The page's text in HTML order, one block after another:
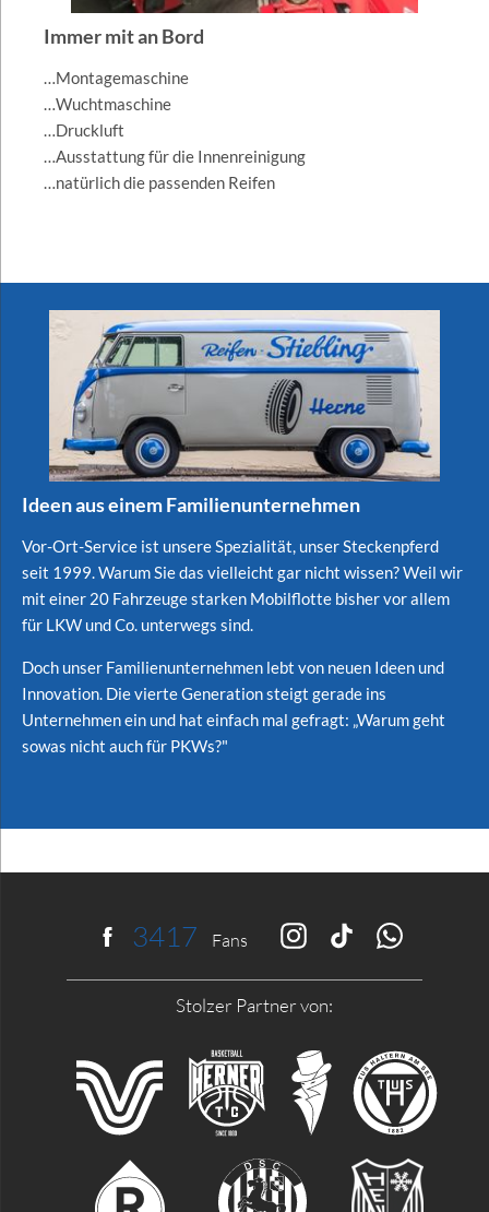
Immer mit an Bord
…Montagemaschine
…Wuchtmaschine
…Druckluft
…Ausstattung für die Innenreinigung
…natürlich die passenden Reifen
Ideen aus einem Familienunternehmen
Vor-Ort-Service ist unsere Spezialität, unser Steckenpferd
seit 1999. Warum Sie das vielleicht gar nicht wissen? Weil wir
mit einer 20 Fahrzeuge starken Mobilflotte bisher vor allem
für LKW und Co. unterwegs sind.
Doch unser Familienunternehmen lebt von neuen Ideen und
Innovation. Die vierte Generation steigt gerade ins
Unternehmen ein und hat einfach mal gefragt: „Warum geht
sowas nicht auch für PKWs?"
f 5293 Fans
Stolzer Partner von: